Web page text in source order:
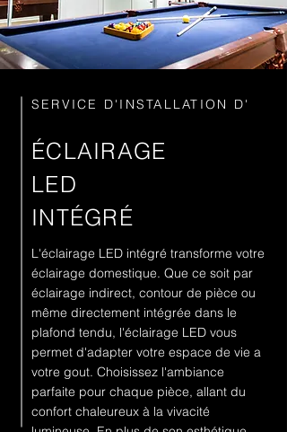
SERVICE D'INSTALLATION D'
ÉCLAIRAGE
LED
INTÉGRÉ
L'éclairage LED intégré transforme votre
éclairage domestique. Que ce soit par
éclairage indirect, contour de pièce ou
même directement intégrée dans le
plafond tendu, l'éclairage LED vous
permet d'adapter votre espace de vie a
votre gout. Choisissez l'ambiance
parfaite pour chaque pièce, allant du
confort chaleureux à la vivacité